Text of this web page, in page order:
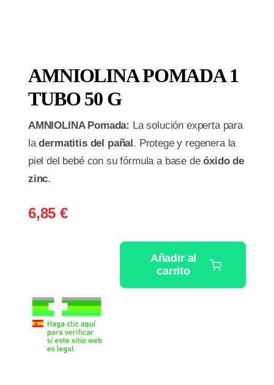
AMNIOLINA POMADA 1
TUBO 50 G
AMNIOLINA Pomada: La solución experta para
ladermatitis del pañal. Protege y regenera la
piel del bebé con su fórmula a base deóxido de
zinc.
6,85 €
1
TUBO
50
Añadir al
carrito